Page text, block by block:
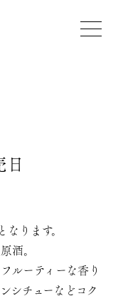
日
ります。
酒。
ルーティーな香り
シチューなどコク